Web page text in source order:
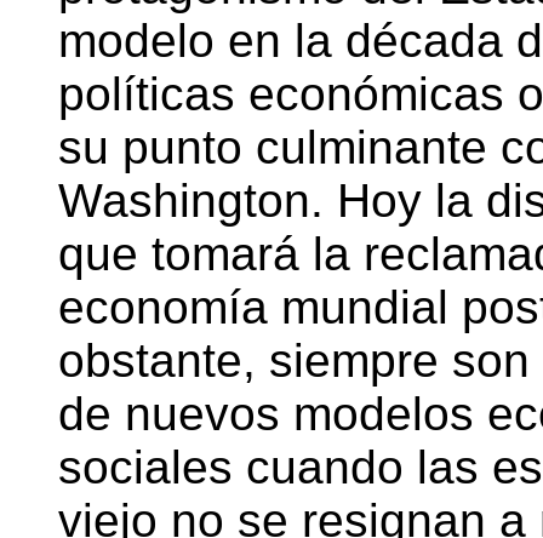
modelo en la década
políticas económicas
su punto culminante
Washington. Hoy la
que tomará la
economía mundial
obstante, siempre
de nuevos modelos
sociales cuando las
viejo no se resignan